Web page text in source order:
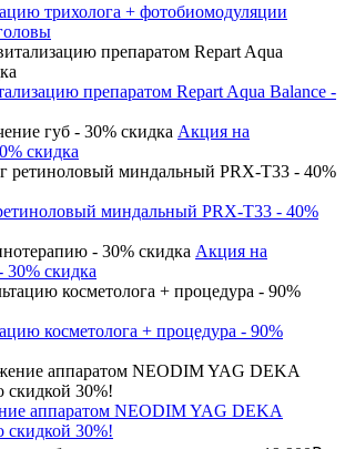
трихолога + фотобиомодуляции
препаратом Repart Aqua Balance -
Акция на
скидка
миндальный PRX-T33 - 40%
Акция на
30% скидка
косметолога + процедура - 90%
аппаратом NEODIM YAG DEKA
скидкой 30%!